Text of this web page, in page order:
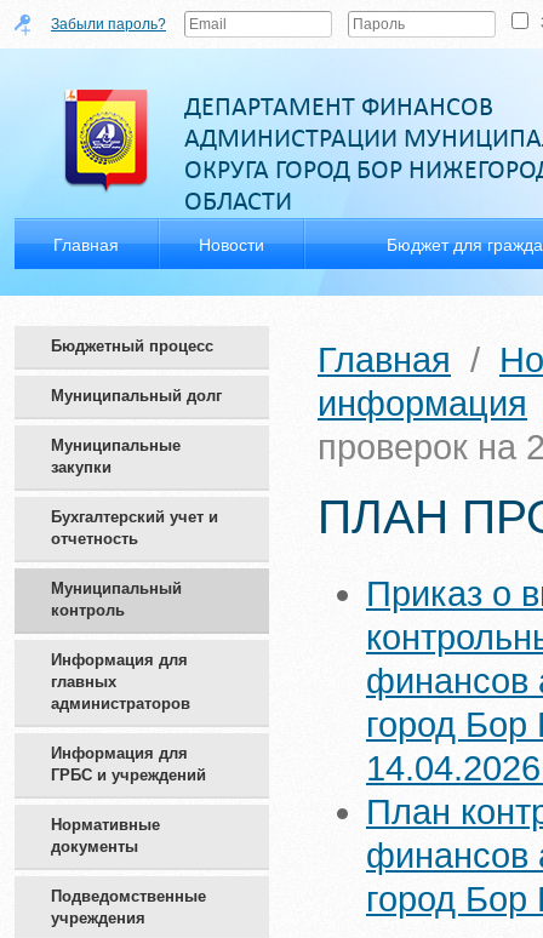
Бюджетный процесс
Муниципальный долг
Муниципальные
закупки
Бухгалтерский учет и
отчетность
Муниципальный
контроль
Информация для
главных
администраторов
Информация для
ГРБС и учреждений
Нормативные
документы
Подведомственные
учреждения
Главная /
информация
проверок на
ПЛАН
Приказ о
финансов
город Бор
План
финансов
город Бор
Забыли пароль?
ДЕПАРТАМЕНТ ФИНАНСОВ
АДМИНИСТРАЦИИ
ОКРУГА ГОРОД БОР
ОБЛАСТИ
Главная Новости Бюджет для